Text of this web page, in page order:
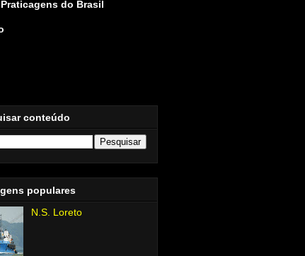
Praticagens do Brasil
conteúdo
populares
N.S. Loreto